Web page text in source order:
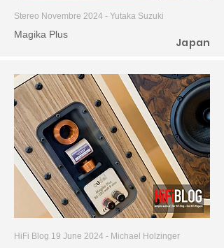
Stereo Novembre 2024 - Yutaka Suzuki
Magika Plus
Japan
HiFi Blog 19 June 2024 - Michael Holzinger